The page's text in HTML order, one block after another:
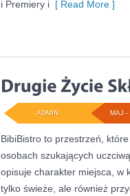
i Premiery i [ Read More ]
MAJ -
ADMIN
BibiBistro to przestrzeń,
osobach szukających
opisuje charakter miejsca, w
tylko świeże, ale również